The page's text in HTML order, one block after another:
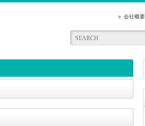
会社概要